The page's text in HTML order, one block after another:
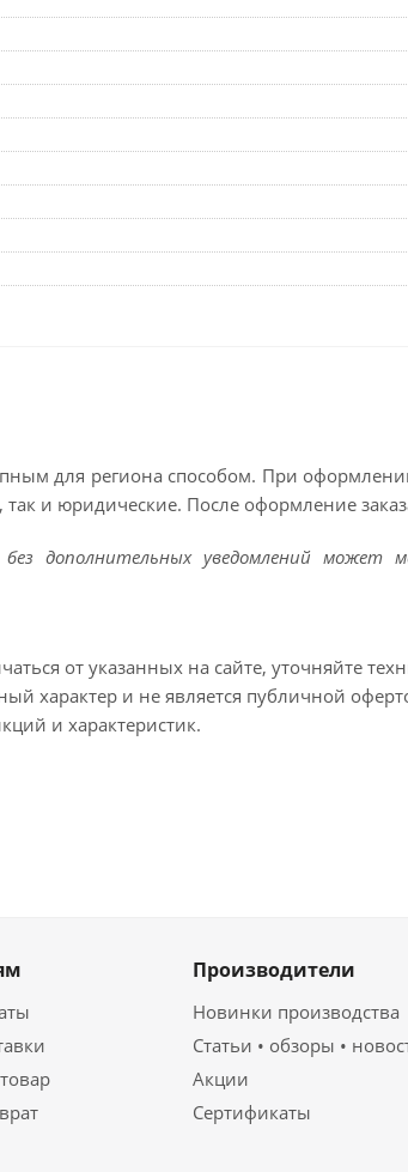
для региона способом. При
и юридические. После оформление
дополнительных уведомлений
от указанных на сайте, уточняйте
характер и не является публичной
и характеристик.
Производители
Новинки производства
Статьи • обзоры •
Акции
Сертификаты